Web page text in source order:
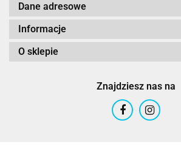
Dane adresowe
Informacje
O sklepie
Znajdziesz nas na